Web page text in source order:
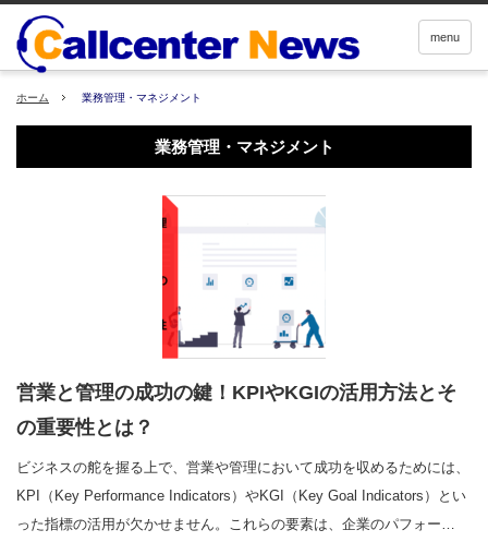
menu
ホーム 業務管理・マネジメント
業務管理・マネジメント
営業と管理の成功の鍵！KPIやKGIの活用方法とそ
の重要性とは？
ビジネスの舵を握る上で、営業や管理において成功を収めるためには、
KPI（Key Performance Indicators）やKGI（Key Goal Indicators）とい
った指標の活用が欠かせません。これらの要素は、企業のパフォー…